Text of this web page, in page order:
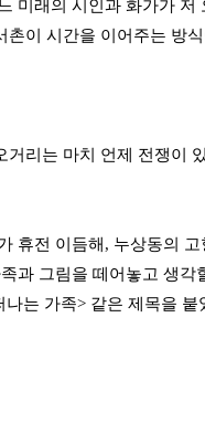
미래의 시인과 화가가 저
이 시간을 이어주는 방
리는 마치 언제 전쟁이
휴전 이듬해, 누상동의
과 그림을 떼어놓고 생각
는 가족> 같은 제목을 붙